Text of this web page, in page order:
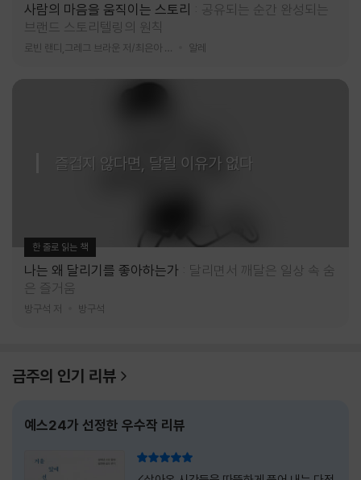
사람의 마음을 움직이는 스토리
공유되는 순간 완성되는
브랜드 스토리텔링의 원칙
알레
즐겁지 않다면, 달릴 이유가 없다
한 줄로 읽는 책
나는 왜 달리기를 좋아하는가
달리면서 깨달은 일상 속 숨
은 즐거움
방구석 저 방구석
금주의 인기 리뷰
예스24가 선정한 우수작 리뷰